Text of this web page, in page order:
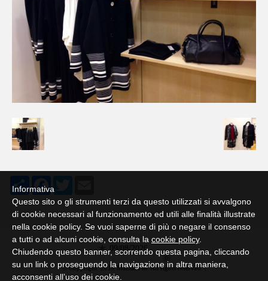
Share
09/08/2026
© Copyright 2019 Mazzara in. All rights reserved. |
Informativa
Questo sito o gli strumenti terzi da questo utilizzati si avvalgono
di cookie necessari al funzionamento ed utili alle finalità illustrate
nella cookie policy. Se vuoi saperne di più o negare il consenso
a tutti o ad alcuni cookie, consulta la cookie policy.
Chiudendo questo banner, scorrendo questa pagina, cliccando
su un link o proseguendo la navigazione in altra maniera,
acconsenti all’uso dei cookie.